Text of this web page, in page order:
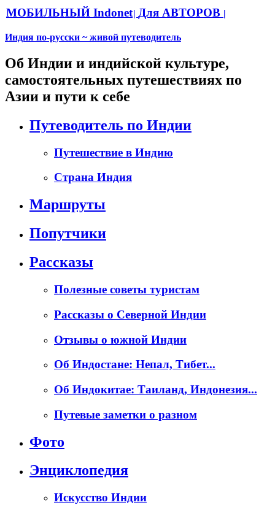
МОБИЛЬНЫЙ Indonet| Для АВТОРОВ |
Индия по-русски ~ живой путеводитель
Об Индии и индийской культуре,
самостоятельных путешествиях по
Азии и пути к себе
Путеводитель по Индии
Путешествие в Индию
Страна Индия
Маршруты
Попутчики
Рассказы
Полезные советы туристам
Рассказы о Северной Индии
Отзывы о южной Индии
Об Индостане: Непал, Тибет...
Об Индокитае: Таиланд, Индонезия...
Путевые заметки о разном
Фото
Энциклопедия
Искусство Индии